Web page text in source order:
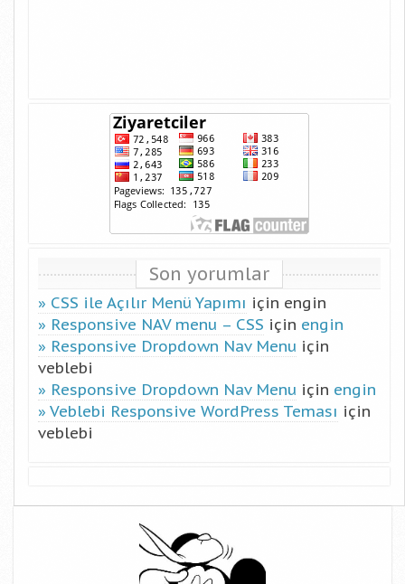
Son yorumlar
CSS ile Açılır Menü Yapımı için engin
Responsive NAV menu – CSS için engin
Responsive Dropdown Nav Menu için
veblebi
Responsive Dropdown Nav Menu için engin
Veblebi Responsive WordPress Teması için
veblebi